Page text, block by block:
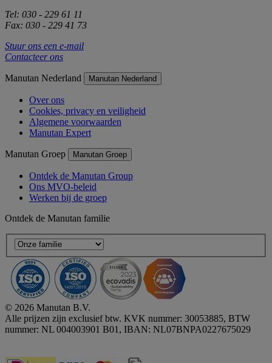
Tel: 030 - 229 61 11
Fax: 030 - 229 41 73
Stuur ons een e-mail
Contacteer ons
Manutan Nederland Manutan Nederland
Over ons
Cookies, privacy en veiligheid
Algemene voorwaarden
Manutan Expert
Manutan Groep Manutan Groep
Ontdek de Manutan Group
Ons MVO-beleid
Werken bij de groep
Ontdek de Manutan familie
© 2026 Manutan B.V.
Alle prijzen zijn exclusief btw. KVK nummer: 30053885, BTW
nummer: NL 004003901 B01, IBAN: NL07BNPA0227675029